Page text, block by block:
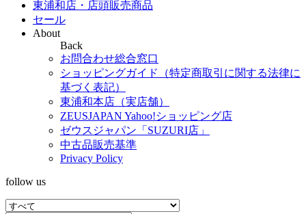
東浦和店・店頭販売商品
セール
About
Back
お問合わせ総合窓口
ショッピングガイド（特定商取引に関する法律に
基づく表記）
東浦和本店（実店舗）
ZEUSJAPAN Yahoo!ショッピング店
ゼウスジャパン「SUZURI店」
中古品販売基準
Privacy Policy
follow us